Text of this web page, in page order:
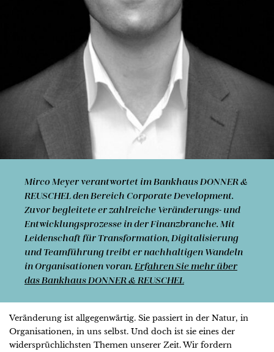
Mirco Meyerverantwortet im Bankhaus DONNER &
REUSCHEL den Bereich Corporate Development.
Zuvor beglei­tete er zahl­reiche Ver­änder­ungs- und
Entwick­lungs­prozesse in der Finanz­branche. Mit
Leiden­schaft für Trans­formation, Digital­isierung
und Team­füh­rung treibt er nach­haltigen Wan­deln
in Organ­isationen voran. Erfahren Sie mehr über
das Bankhaus DONNER & REUSCHEL
Veränderung ist allgegenwärtig. Sie passiert in der Natur, in
Organisationen, in uns selbst. Und doch ist sie eines der
widersprüchlichsten Themen unserer Zeit. Wir fordern